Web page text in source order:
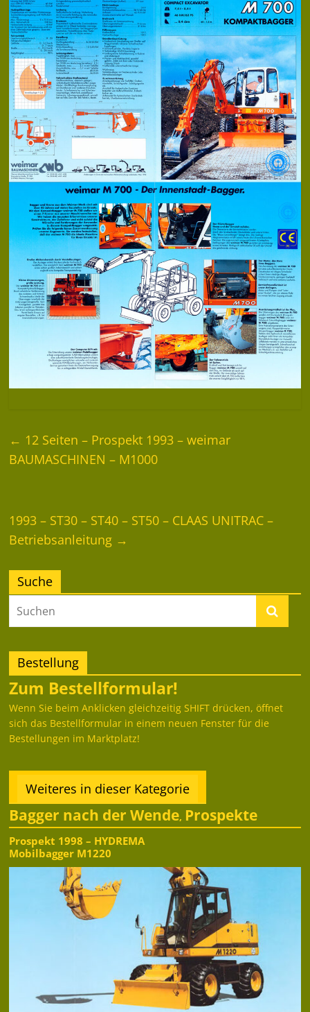
← 12 Seiten – Prospekt 1993 – weimar
BAUMASCHINEN – M1000
1993 – ST30 – ST40 – ST50 – CLAAS UNITRAC –
Betriebsanleitung →
Suche
Bestellung
Zum Bestellformular!
Wenn Sie beim Anklicken gleichzeitig SHIFT drücken, öffnet
sich das Bestellformular in einem neuen Fenster für die
Bestellungen im Marktplatz!
Weiteres in dieser Kategorie
Bagger nach der Wende, Prospekte
Prospekt 1998 – HYDREMA
Mobilbagger M1220